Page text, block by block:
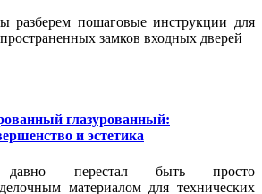
разберем пошаговые инструкции для
замков входных дверей
глазурованный:
и эстетика
давно перестал быть просто
материалом для технических